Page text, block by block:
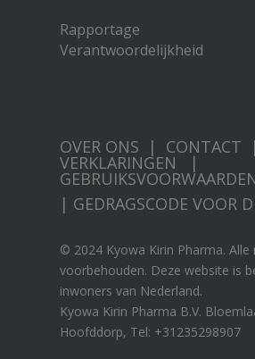
Rapportage
Verantwoordelijkheid
OVER ONS | CONTACT |
VERKLARINGEN |
| GEDRAGSCODE VOOR
© 2024 Kyowa Kirin Pharma. Alle
voorbehouden. Deze website is
inwoners van Nederland.
Kyowa Kirin Pharma B.V.
Hoofddorp, Tel: +31235298907